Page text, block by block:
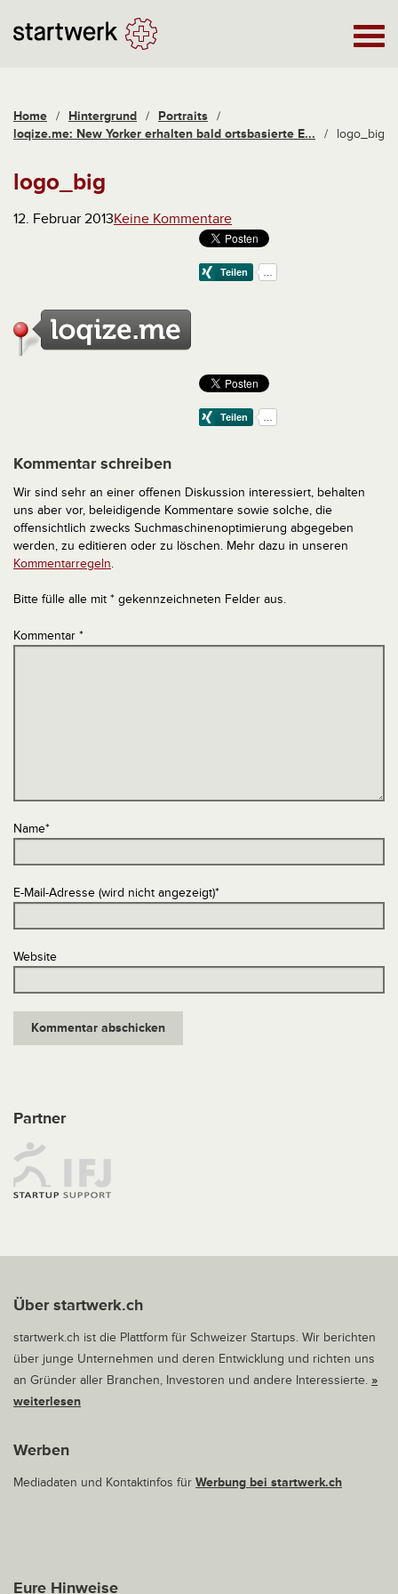
Home / Hintergrund / Portraits /
loqize.me: New Yorker erhalten bald ortsbasierte E...
/ logo_big
logo_big
12. Februar 2013Keine Kommentare
Kommentar schreiben
Wir sind sehr an einer offenen Diskussion interessiert, behalten
uns aber vor, beleidigende Kommentare sowie solche, die
offensichtlich zwecks Suchmaschinenoptimierung abgegeben
werden, zu editieren oder zu löschen. Mehr dazu in unseren
Kommentarregeln.
Bitte fülle alle mit * gekennzeichneten Felder aus.
Kommentar *
Name*
E-Mail-Adresse (wird nicht angezeigt)*
Website
Partner
Über startwerk.ch
startwerk.ch ist die Plattform für Schweizer Startups. Wir berichten
über junge Unternehmen und deren Entwicklung und richten uns
an Gründer aller Branchen, Investoren und andere Interessierte. »
weiterlesen
Werben
Mediadaten und Kontaktinfos für Werbung bei startwerk.ch
Eure Hinweise